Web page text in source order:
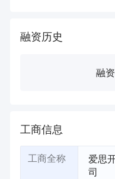
融资历史
融
工商信息
工商全称
爱思
司